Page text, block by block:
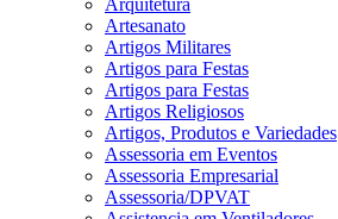
Arquitetura
Artesanato
Artigos Militares
Artigos para Festas
Artigos para Festas
Artigos Religiosos
Artigos, Produtos e Variedades
Assessoria em Eventos
Assessoria Empresarial
Assessoria/DPVAT